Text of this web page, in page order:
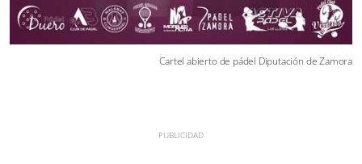
Cartel abierto de pádel Diputación de Zamora